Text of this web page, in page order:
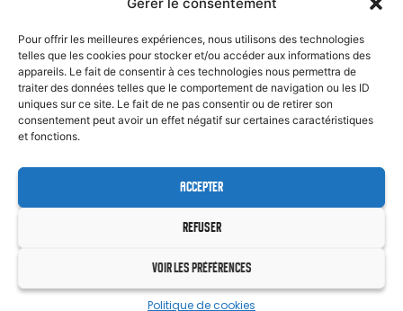
Pour offrir les meilleures expériences, nous utilisons des technologies
telles que les cookies pour stocker et/ou accéder aux informations des
appareils. Le fait de consentir à ces technologies nous permettra de
traiter des données telles que le comportement de navigation ou les ID
uniques sur ce site. Le fait de ne pas consentir ou de retirer son
consentement peut avoir un effet négatif sur certaines caractéristiques
et fonctions.
ACCEPTER
REFUSER
VOIR LES PRÉFÉRENCES
Politique de cookies
PLAN DU SITE
Accueil
Comité departemental
Formations
NOS COORDONNÉES
46 Rue Kleber, 24000 Périgueux
contact@comite-
departemental-dordogne-
SUIVEZ-NOUS
MENTIONS LÉGALES| PROPULSÉ PARCYL&COM